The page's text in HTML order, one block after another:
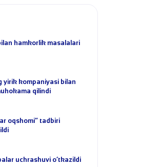
hamkorlik masalalari
yirik kompaniyasi bilan
qilindi
oqshomi” tadbiri
uchrashuvi o‘tkazildi